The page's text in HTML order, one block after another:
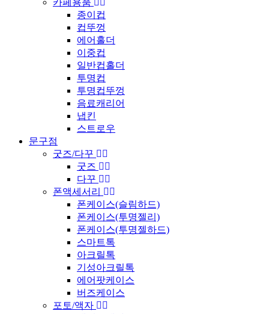
카페용품
종이컵
컵뚜껑
에어홀더
이중컵
일반컵홀더
투명컵
투명컵뚜껑
음료캐리어
냅킨
스트로우
문구점
굿즈/다꾸
굿즈
다꾸
폰액세서리
폰케이스(슬림하드)
폰케이스(투명젤리)
폰케이스(투명젤하드)
스마트톡
아크릴톡
기성아크릴톡
에어팟케이스
버즈케이스
포토/액자